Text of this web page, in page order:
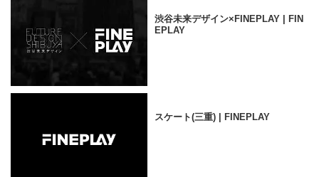
渋谷未来デザイン×FINEPLAY | FIN
EPLAY
スケート(三重) | FINEPLAY